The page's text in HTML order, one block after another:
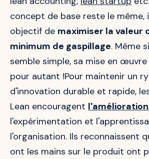
concept de base reste le même,
objectif de maximiser la valeur
minimum de gaspillage. Même
semble simple, sa mise en
pour autant !Pour maintenir un
d'innovation durable et rapide,
Lean encouragent
l'expérimentation et
l'organisation. Ils reconnaissent
ont les mains sur le produit ont